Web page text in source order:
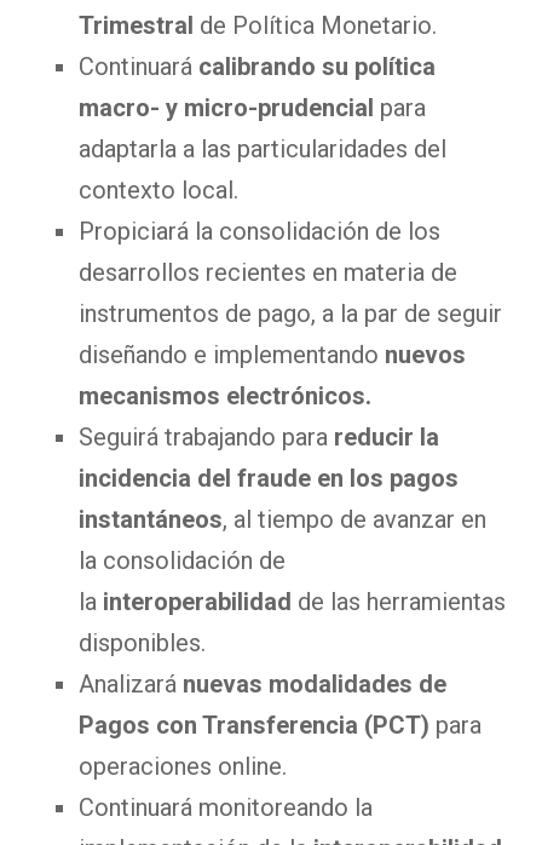
Trimestral de Política Monetario.
Continuará calibrando su política
macro- y micro-prudencial para
adaptarla a las particularidades del
contexto local.
Propiciará la consolidación de los
desarrollos recientes en materia de
instrumentos de pago, a la par de seguir
diseñando e implementando nuevos
mecanismos electrónicos.
Seguirá trabajando para reducir la
incidencia del fraude en los pagos
instantáneos, al tiempo de avanzar en
la consolidación de
la interoperabilidad de las herramientas
disponibles.
Analizará nuevas modalidades de
Pagos con Transferencia (PCT) para
operaciones online.
Continuará monitoreando la